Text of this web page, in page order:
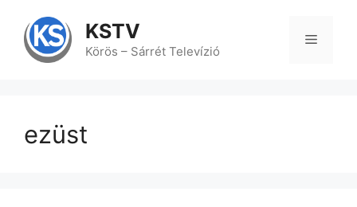
tartalomba
KSTV
Körös – Sárrét Televízió
Menü
ezüst